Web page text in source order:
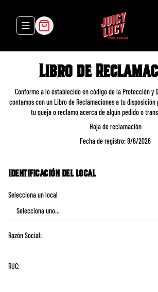
Abrir menu de navegación
Libro de
Conforme a lo establecido en código de la Protección y
contamos con un Libro de Reclamaciones a tu
tu queja o reclamo acerca de algún pedido o
Hoja de reclamación
Fecha de registro:8/6/2026
Identificación del local
Selecciona un local
Selecciona uno...
Razón Social:
RUC: